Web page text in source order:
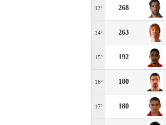
13º 268
14º 263
15º 192
16º 180
17º 180